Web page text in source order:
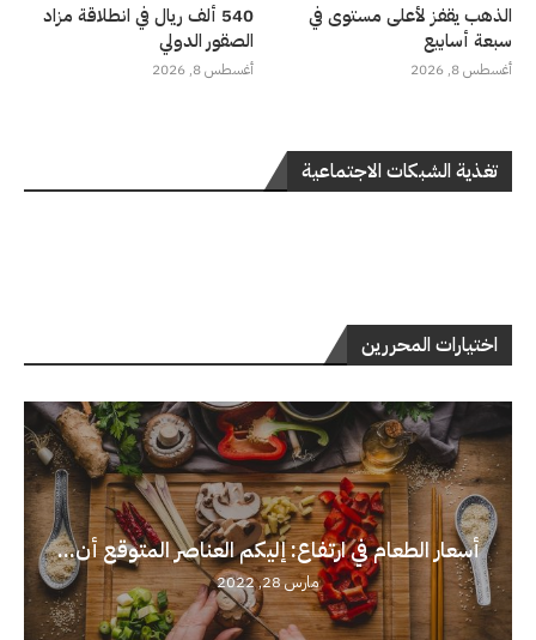
الذهب يقفز لأعلى مستوى في
سبعة أسابيع
أغسطس 8, 2026
540 ألف ريال في انطلاقة مزاد
الصقور الدولي
أغسطس 8, 2026
تغذية الشبكات الاجتماعية
اختيارات المحررين
أسعار الطعام في ارتفاع: إليكم العناصر المتوقع أن...
مارس 28, 2022